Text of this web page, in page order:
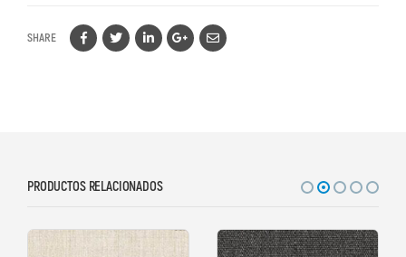
SHARE
PRODUCTOS RELACIONADOS